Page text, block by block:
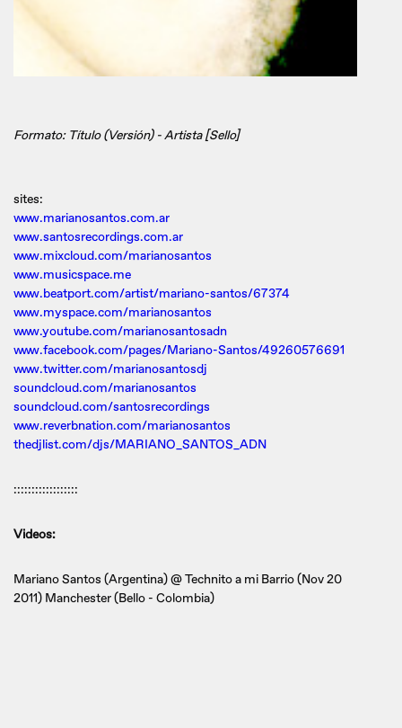
Formato: Título (Versión) - Artista [Sello]
sites:
www.marianosantos.com.ar
www.santosrecordings.com.ar
www.mixcloud.com/marianosantos
www.musicspace.me
www.beatport.com/artist/mariano-santos/67374
www.myspace.com/marianosantos
www.youtube.com/marianosantosadn
www.facebook.com/pages/Mariano-Santos/49260576691
www.twitter.com/marianosantosdj
soundcloud.com/marianosantos
soundcloud.com/santosrecordings
www.reverbnation.com/marianosantos
thedjlist.com/djs/MARIANO_SANTOS_ADN
::::::::::::::::::
Videos:
Mariano Santos (Argentina) @ Technito a mi Barrio (Nov 20
2011) Manchester (Bello - Colombia)